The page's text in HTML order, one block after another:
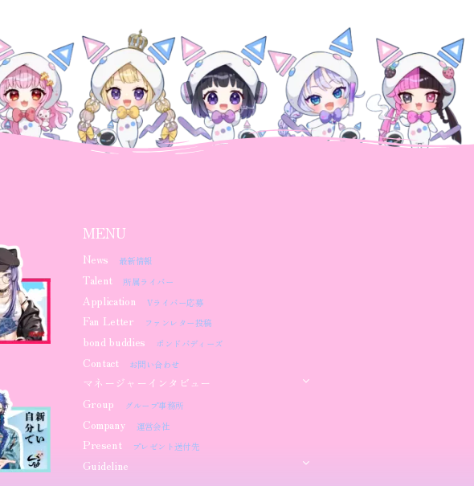
MENU
News 最新情報
Talent 所属ライバー
Application Vライバー応募
Fan Letter ファンレター投稿
bond buddies ボンドバディーズ
Contact お問い合わせ
マネージャーインタビュー
Group
グループ事務所
Company 運営会社
Present プレゼント送付先
Guideline